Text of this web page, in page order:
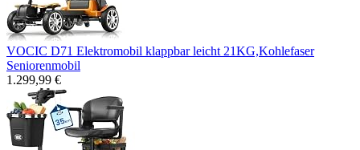
VOCIC D71 Elektromobil klappbar leicht 21KG,Kohlefaser
Seniorenmobil
1.299,99 €